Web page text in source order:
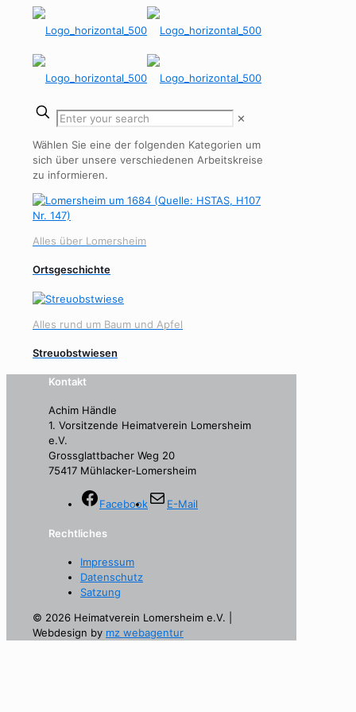
✕
Wählen Sie eine der folgenden Kategorien um
sich über unsere verschiedenen Arbeitskreise
zu informieren.
Alles über Lomersheim
Ortsgeschichte
Alles rund um Baum und Apfel
Streuobstwiesen
Kontakt
Achim Händle
1. Vorsitzende Heimatverein Lomersheim
e.V.
Grossglattbacher Weg 20
75417 Mühlacker-Lomersheim
Facebook E-Mail
Rechtliches
Impressum
Datenschutz
Satzung
© 2026 Heimatverein Lomersheim e.V. |
Webdesign by mz webagentur